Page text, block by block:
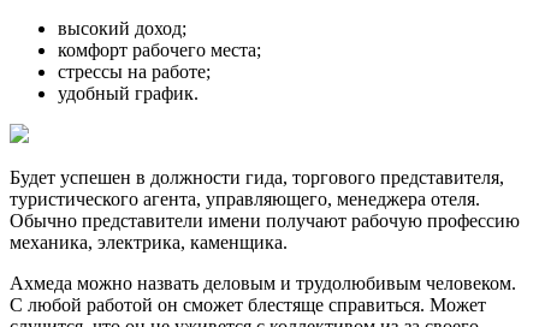
высокий доход;
комфорт рабочего места;
стрессы на работе;
удобный график.
Будет успешен в должности гида, торгового представителя,
туристического агента, управляющего, менеджера отеля.
Обычно представители имени получают рабочую профессию
механика, электрика, каменщика.
Ахмеда можно назвать деловым и трудолюбивым человеком.
С любой работой он сможет блестяще справиться. Может